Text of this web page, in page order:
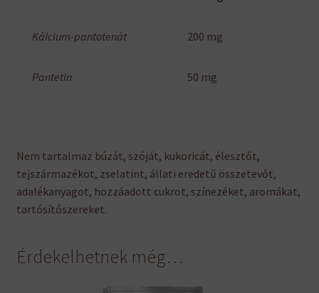
Kálcium-pantotenát 200 mg
Pantetin 50 mg
Nem tartalmaz búzát, szóját, kukoricát, élesztőt,
tejszármazékot, zselatint, állati eredetű összetevőt,
adalékanyagot, hozzáadott cukrot, színezéket, aromákat,
tartósítószereket.
Érdekelhetnek még…